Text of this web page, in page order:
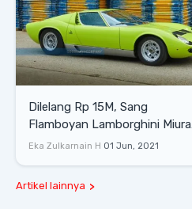
Dilelang Rp 15M, Sang
Flamboyan Lamborghini Miura
P400 S
Eka Zulkarnain H 01 Jun, 2021
Artikel lainnya